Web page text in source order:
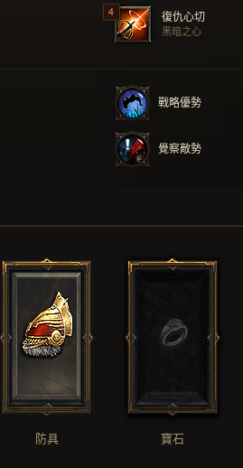
復仇心切
黑暗之心
戰略優勢
覺察敵勢
防具 寶石